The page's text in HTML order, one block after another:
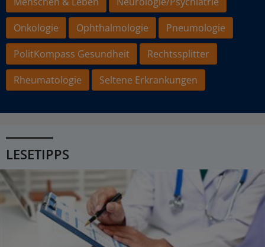
Onkologie
Ophthalmologie
Pneumologie
PolitKompass Gesundheit
Rechtssplitter
Rheumatologie
Seltene Erkrankungen
LESETIPPS